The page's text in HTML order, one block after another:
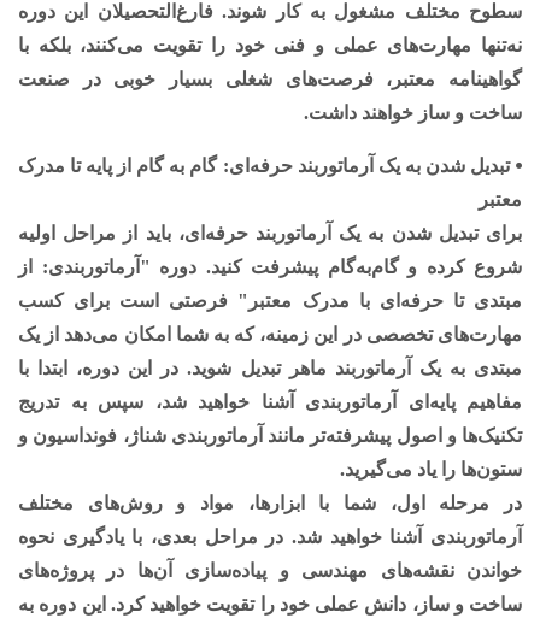
سطوح مختلف مشغول به کار شوند. فارغ‌التحصیلان این دوره
نه‌تنها مهارت‌های عملی و فنی خود را تقویت می‌کنند، بلکه با
گواهینامه معتبر، فرصت‌های شغلی بسیار خوبی در صنعت
ساخت و ساز خواهند داشت.
⦁ تبدیل شدن به یک آرماتوربند حرفه‌ای: گام به گام از پایه تا مدرک
معتبر
برای تبدیل شدن به یک آرماتوربند حرفه‌ای، باید از مراحل اولیه
شروع کرده و گام‌به‌گام پیشرفت کنید. دوره "آرماتوربندی: از
مبتدی تا حرفه‌ای با مدرک معتبر" فرصتی است برای کسب
مهارت‌های تخصصی در این زمینه، که به شما امکان می‌دهد از یک
مبتدی به یک آرماتوربند ماهر تبدیل شوید. در این دوره، ابتدا با
مفاهیم پایه‌ای آرماتوربندی آشنا خواهید شد، سپس به تدریج
تکنیک‌ها و اصول پیشرفته‌تر مانند آرماتوربندی شناژ، فونداسیون و
ستون‌ها را یاد می‌گیرید.
در مرحله اول، شما با ابزارها، مواد و روش‌های مختلف
آرماتوربندی آشنا خواهید شد. در مراحل بعدی، با یادگیری نحوه
خواندن نقشه‌های مهندسی و پیاده‌سازی آن‌ها در پروژه‌های
ساخت و ساز، دانش عملی خود را تقویت خواهید کرد. این دوره به